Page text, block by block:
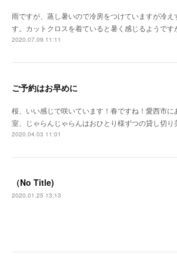
雨ですが、蒸し暑いので冷房をつけていますが冷え
す。カットクロスを着ていると暑く感じるようで
2020.07.09 11:11
ご予約はお早めに
桜、いい感じで咲いています！春ですね！愛西市
室、じゃらんじゃらんはおひとり様ずつの貸し切
2020.04.03 11:01
（No Title)
2020.01.25 13:13